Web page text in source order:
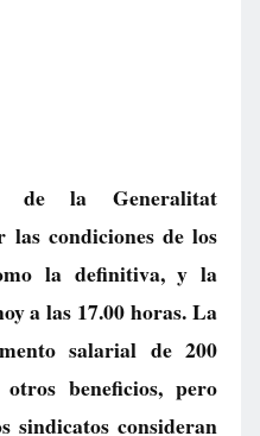
de la Generalitat
condiciones de los
la definitiva, y la
a las 17.00 horas. La
salarial de 200
beneficios, pero
sindicatos consideran